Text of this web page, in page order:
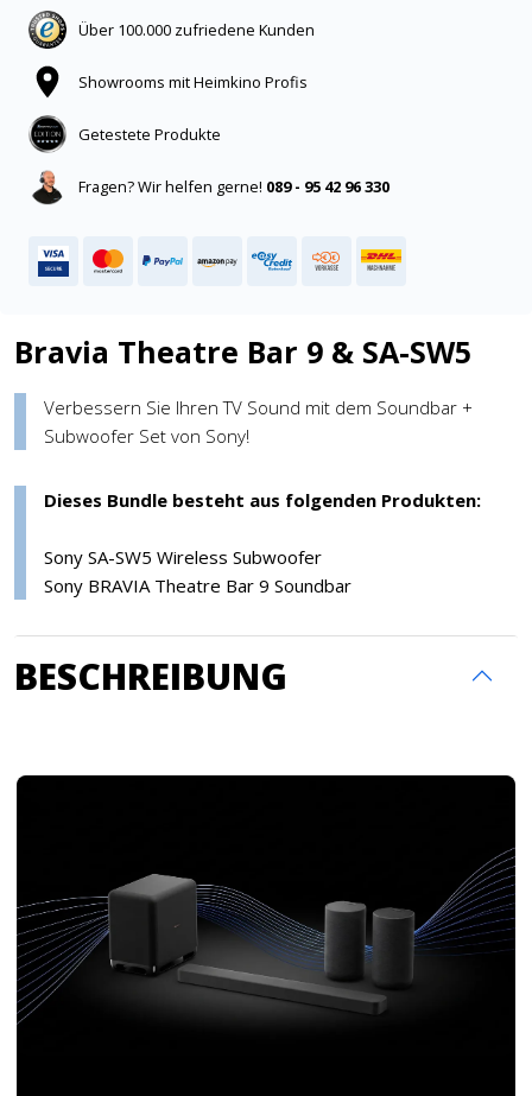
Über 100.000 zufriedene Kunden
Showrooms mit Heimkino Profis
Getestete Produkte
Fragen? Wir helfen gerne! 089 - 95 42 96 330
Bravia Theatre Bar 9 & SA-SW5
Verbessern Sie Ihren TV Sound mit dem Soundbar +
Subwoofer Set von Sony!
Dieses Bundle besteht aus folgenden Produkten:
Sony SA-SW5 Wireless Subwoofer
Sony BRAVIA Theatre Bar 9 Soundbar
BESCHREIBUNG